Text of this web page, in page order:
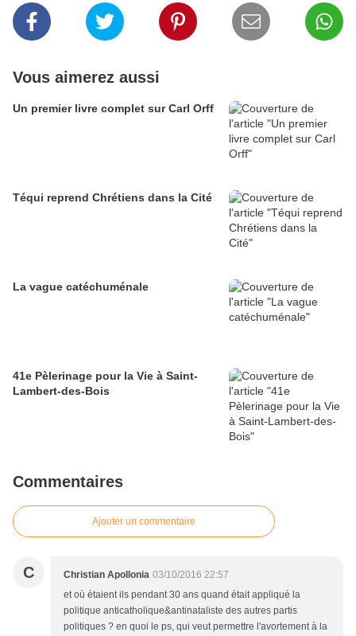
Vous aimerez aussi
Un premier livre complet sur Carl Orff
Téqui reprend Chrétiens dans la Cité
La vague catéchuménale
41e Pèlerinage pour la Vie à Saint-
Lambert-des-Bois
Commentaires
Ajouter un commentaire
C Christian Apollonia 03/10/2016 22:57
et où étaient ils pendant 30 ans quand était appliqué la
politique anticatholique&antinataliste des autres partis
politiques ? en quoi le ps, qui veut permettre l'avortement à la